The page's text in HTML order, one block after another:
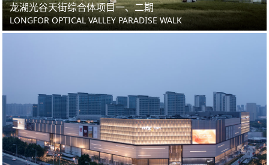
龙湖光谷天街综合体项目一、二期
LONGFOR OPTICAL VALLEY PARADISE WALK